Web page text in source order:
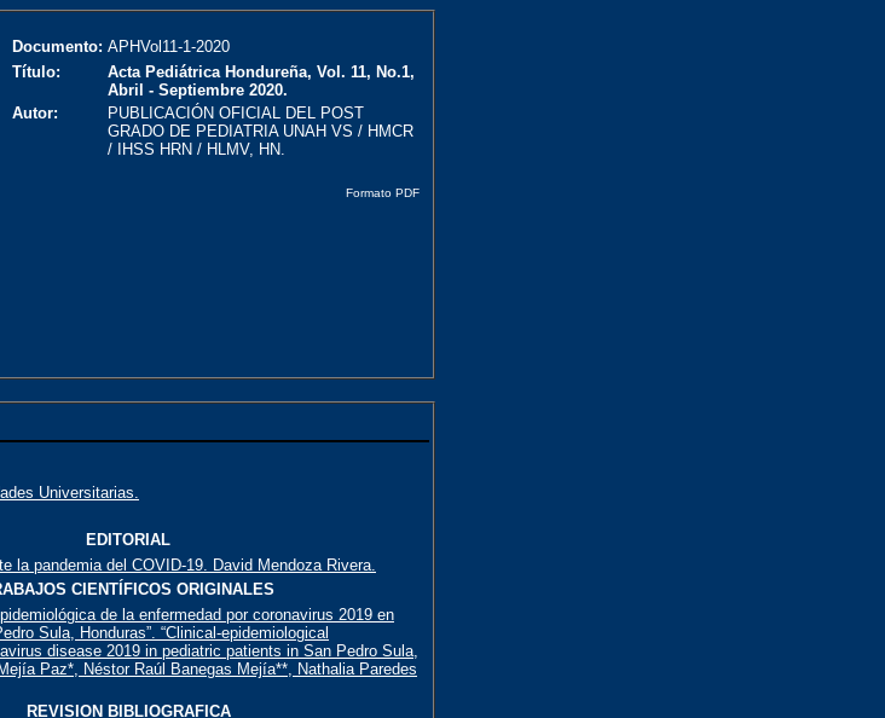
Documento: APHVol11-1-2020
Título:
Acta Pediátrica Hondureña, Vol. 11, No.1,
Abril - Septiembre 2020.
Autor:
PUBLICACIÓN OFICIAL DEL POST
GRADO DE PEDIATRIA UNAH VS / HMCR
/ IHSS HRN / HLMV, HN.
Formato PDF
Universitarias.
EDITORIAL
la pandemia del COVID-19. David Mendoza Rivera.
CIENTÍFICOS ORIGINALES
de la enfermedad por coronavirus 2019 en
Sula, Honduras”. “Clinical-epidemiological
disease 2019 in pediatric patients in San Pedro Sula,
Paz*, Néstor Raúl Banegas Mejía**, Nathalia Paredes
REVISION BIBLIOGRAFICA